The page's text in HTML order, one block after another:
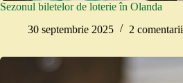
Sezonul biletelor de loterie în Olanda
30 septembrie 2025
2 comentarii